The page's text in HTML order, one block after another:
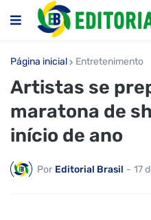
Página inicial Entretenimento
Artistas se
maratona de
início de ano
Por Editorial Brasil - 17